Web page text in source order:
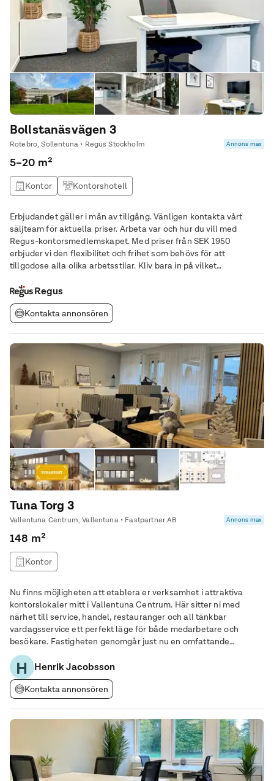
Bollstanäsvägen 3
Rotebro, Sollentuna • Regus Stockholm Annons max
5–20 m²
Kontor Kontorshotell
Erbjudandet gäller i mån av tillgång. Vänligen kontakta vårt
säljteam för aktuella priser. Arbeta var och hur du vill med
Regus-kontorsmedlemskapet. Med priser från SEK 1950
erbjuder vi den flexibilitet och frihet som behövs för att
tillgodose alla olika arbetsstilar. Kliv bara in på vilket
börja jobba – så sällan eller så ofta du
Regus
Kontakta annonsören
Tuna Torg 3
Vallentuna Centrum, Vallentuna • Fastpartner AB Annons max
148 m²
Kontor
Nu finns möjligheten att etablera er verksamhet i attraktiva
kontorslokaler mitt i Vallentuna Centrum. Här sitter ni med
närhet till service, handel, restauranger och all tänkbar
vardagsservice ett perfekt läge för både medarbetare och
besökare. Fastigheten genomgår just nu en omfattande
upprustning, vilket ger er en unik möjlighet att flytta in i helt
nyrenoverade, moderna och fräscha kontor.
H Henrik Jacobsson
Kontakta annonsören